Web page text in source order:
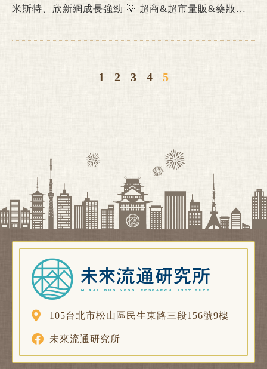
米斯特、欣新網成長強勁 💡 超商&超市量販&藥妝：
1 2 3 4 5
105台北市松山區民生東路三段156號9樓
未來流通研究所